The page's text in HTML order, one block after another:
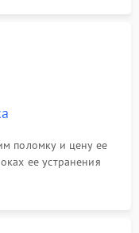
поломку и цену ее
ее устранения